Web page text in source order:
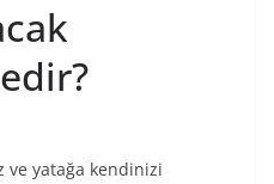
ve yatağa kendinizi